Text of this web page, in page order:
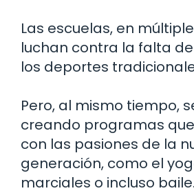
Las escuelas, en
luchan contra la falta
los deportes
Pero, al mismo tiempo,
creando programas
con las pasiones de la
generación, como el
marciales o incluso baile.